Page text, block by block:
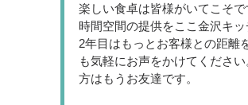
楽しい食卓は皆様がいてこそ
時間空間の提供をここ金沢キ
2年目はもっとお客様との距離
も気軽にお声をかけてくださ
方はもうお友達です。